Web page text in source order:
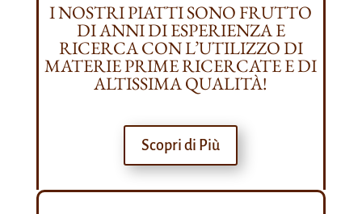
I NOSTRI PIATTI SONO FRUTTO
DI ANNI DI ESPERIENZA E
RICERCA CON L’UTILIZZO DI
MATERIE PRIME RICERCATE E DI
ALTISSIMA QUALITÀ!
Scopri di Più